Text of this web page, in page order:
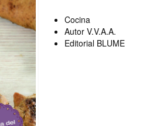
Cocina
Autor V.V.A.A.
Editorial BLUME